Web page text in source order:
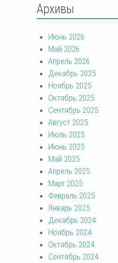
Архивы
Июнь 2026
Май 2026
Апрель 2026
Декабрь 2025
Ноябрь 2025
Октябрь 2025
Сентябрь 2025
Август 2025
Июль 2025
Июнь 2025
Май 2025
Апрель 2025
Март 2025
Февраль 2025
Январь 2025
Декабрь 2024
Ноябрь 2024
Октябрь 2024
Сентябрь 2024